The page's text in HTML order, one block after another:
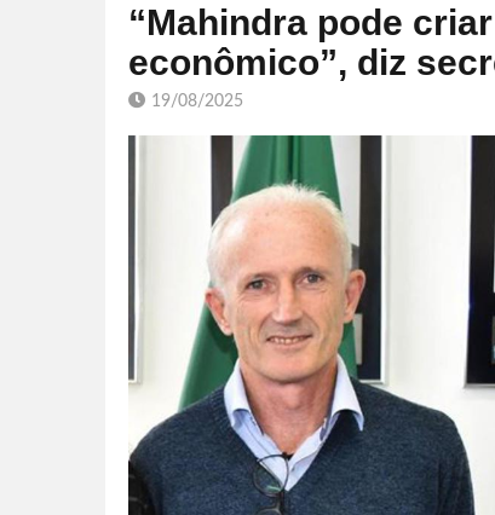
“Mahindra pode
econômico”, diz
19/08/2025